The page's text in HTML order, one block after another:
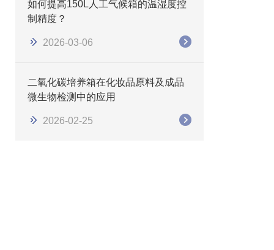
如何提高150L人工气候箱的温湿度控
制精度？
2026-03-06
二氧化碳培养箱在化妆品原料及成品
微生物检测中的应用
2026-02-25